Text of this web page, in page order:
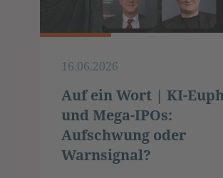
16.06.2026
Auf ein Wort | KI-
und Mega-IPOs:
Aufschwung oder
Warnsignal?